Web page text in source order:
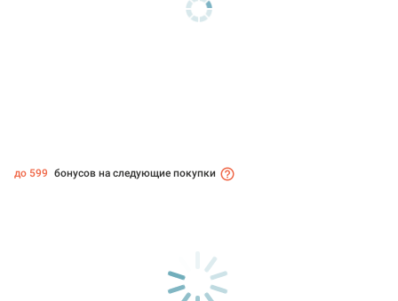
до 599 бонусов на следующие покупки